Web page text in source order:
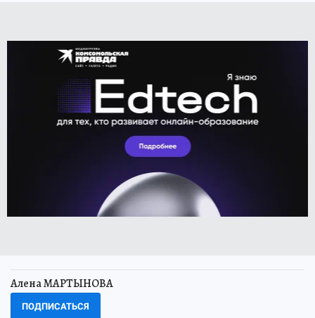
Алена МАРТЫНОВА
ПОДПИСАТЬСЯ